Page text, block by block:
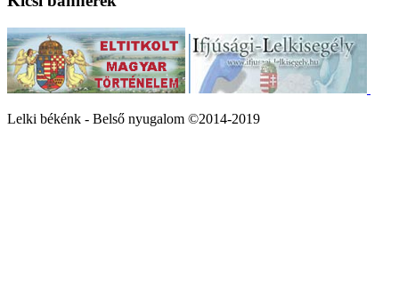
Lelki békénk - Belső nyugalom ©2014-2019